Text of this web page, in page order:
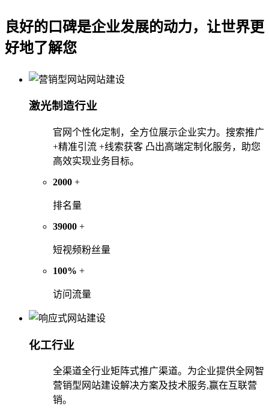
良好的口碑是企业发展的动力，让世界更
好地了解您
激光制造行业
官网个性化定制，全方位展示企业实力。搜索推广
+精准引流 +线索获客 凸出高端定制化服务，助您
高效实现业务目标。
2000 +
排名量
39000 +
短视频粉丝量
100% +
访问流量
化工行业
全渠道全行业矩阵式推广渠道。为企业提供全网智
营销型网站建设解决方案及技术服务,赢在互联营
销。